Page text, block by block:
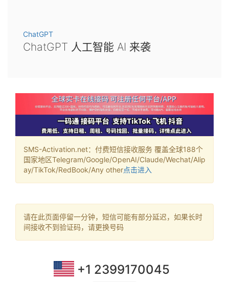
ChatGPT
ChatGPT 人工智能 AI 来袭
SMS-Activation.net：付费短信接收服务 覆盖全球188个
国家地区Telegram/Google/OpenAI/Claude/Wechat/Alip
ay/TikTok/RedBook/Any other点击进入
请在此页面停留一分钟，短信可能有部分延迟，如果长时
间接收不到验证码，请更换号码
+1 2399170045